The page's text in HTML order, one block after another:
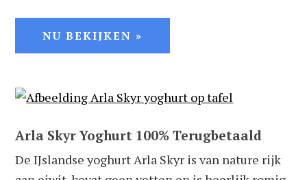
NU BEKIJKEN »
Arla Skyr Yoghurt 100% Terugbetaald
De IJslandse yoghurt Arla Skyr is van nature rijk